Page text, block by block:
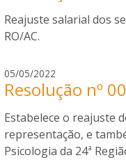
l
g
e
s
i
l
a
Reajuste salarial dos
RO/AC.
05/05/2022r
o
g
e
r
i
Resolução nº
Estabelece o reajuste
representação, e
Psicologia da 24ª